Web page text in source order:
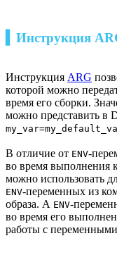
▍Инструкция
Инструкция ARG
которой можно
время его сборки.
можно представить в
В отличие от ENV-
во время выполнения
можно использовать
ENV-переменных из
образа. А ENV-
во время его
работы с